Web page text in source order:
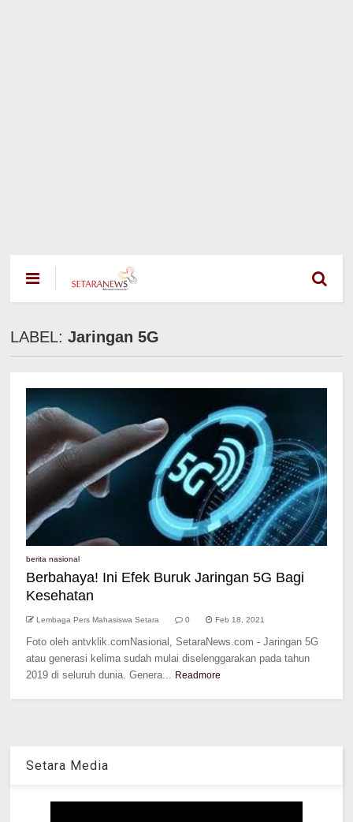
LABEL:Jaringan 5G
berita nasional
Berbahaya! Ini Efek Buruk Jaringan 5G Bagi
Kesehatan
Lembaga Pers Mahasiswa Setara 0 Feb 18, 2021
Foto oleh antvklik.comNasional, SetaraNews.com - Jaringan 5G
atau generasi kelima sudah mulai diselenggarakan pada tahun
2019 di seluruh dunia. Genera... Readmore
Setara Media